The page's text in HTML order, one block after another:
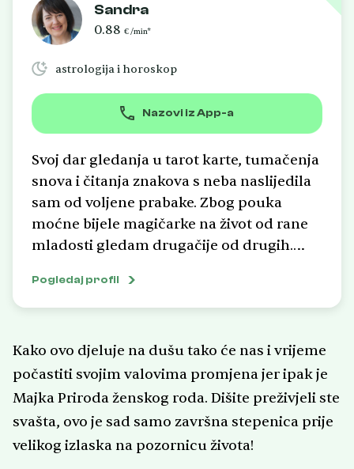
Sandra
0.88 € /min*
astrologija i horoskop
Nazovi iz App-a
Svoj dar gledanja u tarot karte, tumačenja
snova i čitanja znakova s neba naslijedila
sam od voljene prabake. Zbog pouka
moćne bijele magičarke na život od rane
mladosti gledam drugačije od drugih.
karte, vjerovati svojoj intuiciji i živjeti u
razumijevanja onog što drugi smatraju
kako sve energije Univerzuma usmjeriti
da rade za Vas, kako lakše i bezbolnije
prebroditi teško razdoblje života, javite mi
se sa punim povjerenjem. Znakovi
Univerzuma su svuda oko nas, dopustite
da ih zajednički otkrijemo i pravilno
Pogledaj profil
Kako ovo djeluje na dušu tako će nas i vrijeme
počastiti svojim valovima promjena jer ipak je
Majka Priroda ženskog roda. Dišite preživjeli ste
svašta, ovo je sad samo završna stepenica prije
velikog izlaska na pozornicu života!